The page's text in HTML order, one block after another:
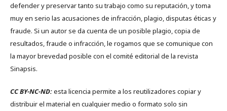
defender y preservar tanto su trabajo como su reputación, y toma
muy en serio las acusaciones de infracción, plagio, disputas éticas y
fraude. Si un autor se da cuenta de un posible plagio, copia de
resultados, fraude o infracción, le rogamos que se comunique con
la mayor brevedad posible con el comité editorial de la revista
Sinapsis.
CC BY-NC-ND:esta licencia permite a los reutilizadores copiar y
distribuir el material en cualquier medio o formato solo sin